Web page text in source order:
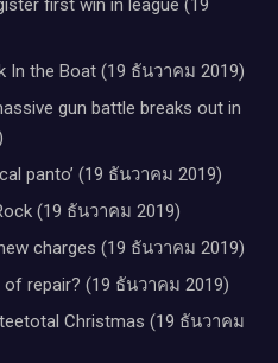
first win in league (19
In the Boat (19 ธันวาคม 2019)
gun battle breaks out in
panto’ (19 ธันวาคม 2019)
(19 ธันวาคม 2019)
charges (19 ธันวาคม 2019)
repair? (19 ธันวาคม 2019)
Christmas (19 ธันวาคม